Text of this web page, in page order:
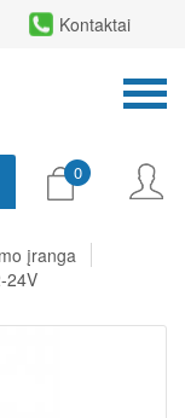
Kontaktai
0
įranga
24V